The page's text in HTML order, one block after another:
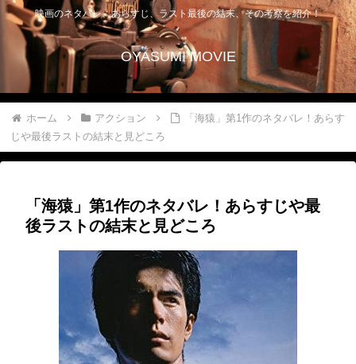
映画のネタバレ、あらすじ、ラスト最後の結末、その考察を紹介！
OYASUMI MOVIE
ホーム アクション
「海猿」第1作のネタバレ！あらす
じや最後ラストの結末と見どころ
「海猿」第1作のネタバレ！あらすじや最
後ラストの結末と見どころ